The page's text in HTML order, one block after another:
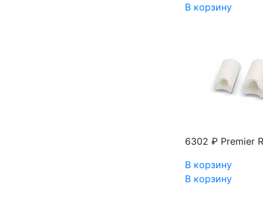
В корзину
6302 ₽ Premier
В корзину
В корзину